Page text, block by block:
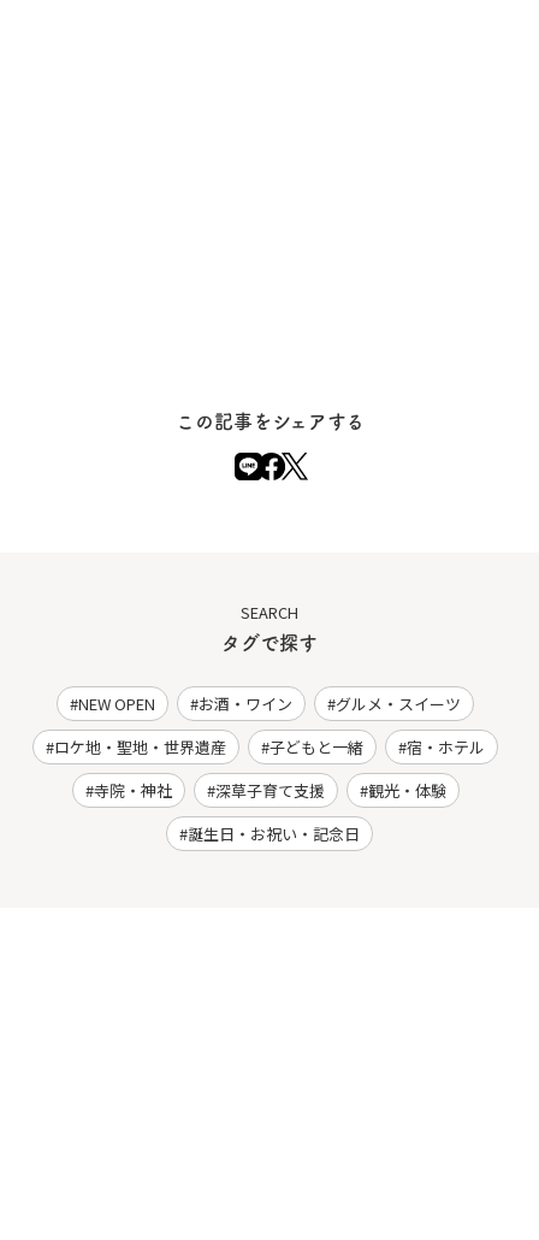
この記事をシェアする
SEARCH
タグで探す
NEW OPEN お酒・ワイン
グルメ・スイーツ
ロケ地・聖地・世界遺産
子どもと一緒
宿・ホテル
寺院・神社
深草子育て支援
観光・体験
誕生日・お祝い・記念日